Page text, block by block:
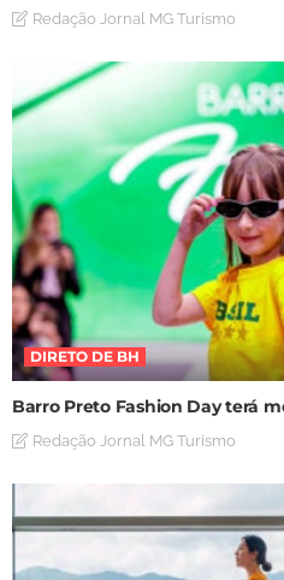
Redação Jornal MG Turismo
DIRETO DE BH
Barro Preto Fashion Day terá
Redação Jornal MG Turismo